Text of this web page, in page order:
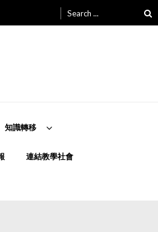
for:
知識轉移
連結教學社會